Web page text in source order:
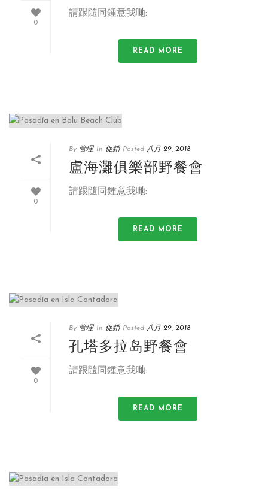
0
請跟隨同鍾意我哋:
READ MORE
0
By 管理 In 促銷 Posted 八月 29, 2018
盧海灘俱樂部野餐會
請跟隨同鍾意我哋:
READ MORE
0
By 管理 In 促銷 Posted 八月 29, 2018
孔塔多拉岛野餐會
請跟隨同鍾意我哋:
READ MORE